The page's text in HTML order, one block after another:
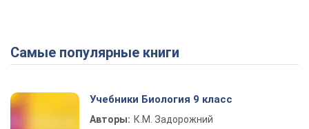
Play Video
Самые популярные книги
Учебники Биология 9 класс
Авторы: К.М. Задорожний